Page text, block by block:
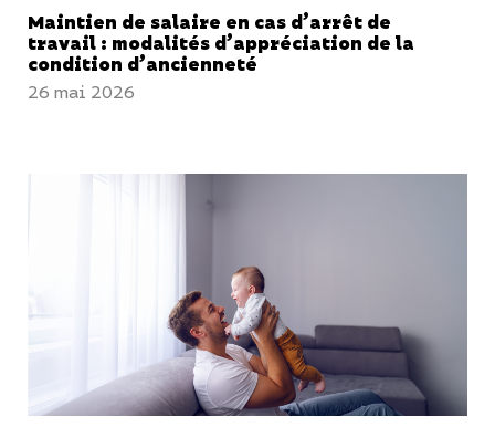
Maintien de salaire en cas d’arrêt de
travail : modalités d’appréciation de la
condition d’ancienneté
26 mai 2026